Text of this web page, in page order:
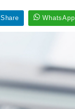
Share WhatsApp